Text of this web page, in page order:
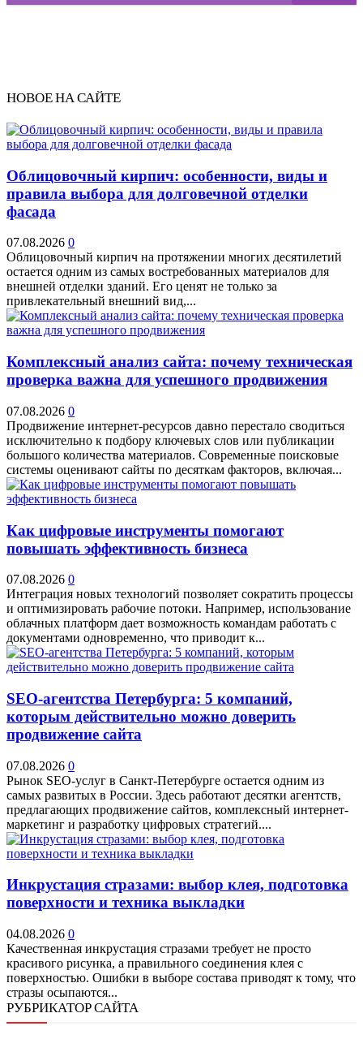
НОВОЕ НА САЙТЕ
Облицовочный кирпич: особенности, виды и
правила выбора для долговечной отделки
фасада
07.08.2026 0
Облицовочный кирпич на протяжении многих десятилетий
остается одним из самых востребованных материалов для
внешней отделки зданий. Его ценят не только за
привлекательный внешний вид,...
Комплексный анализ сайта: почему техническая
проверка важна для успешного продвижения
07.08.2026 0
Продвижение интернет-ресурсов давно перестало сводиться
исключительно к подбору ключевых слов или публикации
большого количества материалов. Современные поисковые
системы оценивают сайты по десяткам факторов, включая...
Как цифровые инструменты помогают
повышать эффективность бизнеса
07.08.2026 0
Интеграция новых технологий позволяет сократить процессы
и оптимизировать рабочие потоки. Например, использование
облачных платформ дает возможность командам работать с
документами одновременно, что приводит к...
SEO-агентства Петербурга: 5 компаний,
которым действительно можно доверить
продвижение сайта
07.08.2026 0
Рынок SEO-услуг в Санкт-Петербурге остается одним из
самых развитых в России. Здесь работают десятки агентств,
предлагающих продвижение сайтов, комплексный интернет-
маркетинг и разработку цифровых стратегий....
Инкрустация стразами: выбор клея, подготовка
поверхности и техника выкладки
04.08.2026 0
Качественная инкрустация стразами требует не просто
красивого рисунка, а правильного соединения клея с
поверхностью. Ошибки в выборе состава приводят к тому, что
стразы осыпаются...
РУБРИКАТОР САЙТА